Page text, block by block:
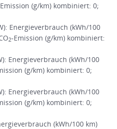
(g/km) kombiniert: 0;
Energieverbrauch (kWh/100
2-Emission (g/km) kombiniert:
Energieverbrauch (kWh/100
(g/km) kombiniert: 0;
Energieverbrauch (kWh/100
(g/km) kombiniert: 0;
(kWh/100 km)